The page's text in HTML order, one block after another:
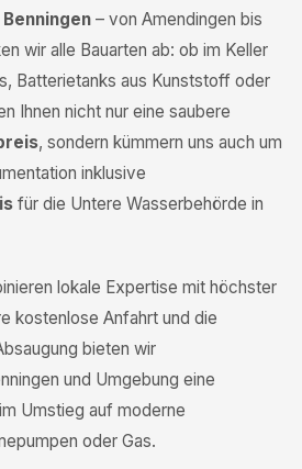
– von Amendingen bis
wir alle Bauarten ab: ob im Keller
Batterietanks aus Kunststoff oder
Ihnen nicht nur eine saubere
, sondern kümmern uns auch um
inklusive
für die Untere Wasserbehörde in
lokale Expertise mit höchster
kostenlose Anfahrt und die
bieten wir
und Umgebung eine
Umstieg auf moderne
oder Gas.